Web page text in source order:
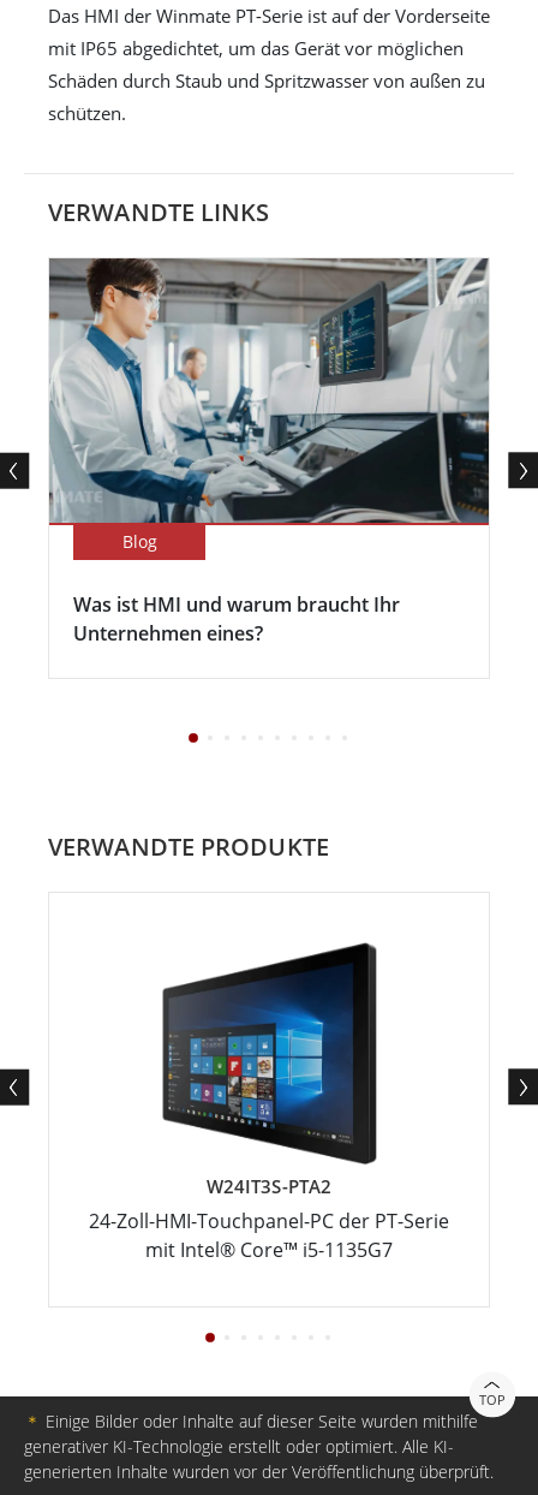
Das HMI der Winmate PT-Serie ist auf der Vorderseite
mit IP65 abgedichtet, um das Gerät vor möglichen
Schäden durch Staub und Spritzwasser von außen zu
schützen.
VERWANDTE LINKS
Blog
Was ist HMI und warum braucht Ihr
Unternehmen eines?
VERWANDTE PRODUKTE
W24IT3S-PTA2
24-Zoll-HMI-Touchpanel-PC der PT-Serie
mit Intel® Core™ i5-1135G7
TOP
＊ Einige Bilder oder Inhalte auf dieser Seite wurden mithilfe
generativer KI-Technologie erstellt oder optimiert. Alle KI-
generierten Inhalte wurden vor der Veröffentlichung überprüft.